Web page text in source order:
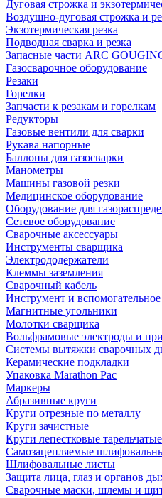
Дуговая строжка и
Воздушно-дуговая строжка и
Экзотермическая резка
Подводная сварка и резка
Запасные части ARC
Газосварочное оборудование
Резаки
Горелки
Запчасти к резакам и горелкам
Редукторы
Газовые вентили для сварки
Рукава напорные
Баллоны для газосварки
Манометры
Машины газовой резки
Медицинское оборудование
Оборудование для
Сетевое оборудование
Сварочные аксессуары
Инструменты сварщика
Электрододержатели
Клеммы заземления
Сварочный кабель
Инструмент и
Магнитные угольники
Молотки сварщика
Вольфрамовые электроды и
Системы вытяжки сварочных
Керамические подкладки
Упаковка Marathon Pac
Маркеры
Абразивные круги
Круги отрезные по металлу
Круги зачистные
Круги лепестковые тарельчатые
Самозацепляемые
Шлифовальные листы
Защита лица, глаз и органов
Сварочные маски, шлемы и